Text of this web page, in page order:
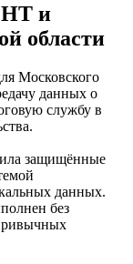
и
области
Московского
данных о
службу в
защищённые
данных.
без